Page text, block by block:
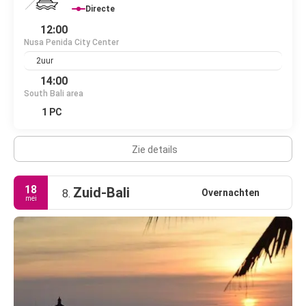
Directe
12:00
Nusa Penida City Center
2uur
14:00
South Bali area
1 PC
Zie details
18
mei 8. Zuid-Bali Overnachten